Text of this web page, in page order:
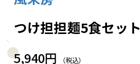
つけ担担麺5食セット
5,940円 （税込）